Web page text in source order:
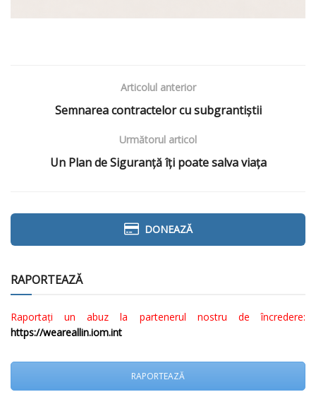
Articolul anterior
Semnarea contractelor cu subgrantiștii
Următorul articol
Un Plan de Siguranță îți poate salva viața
DONEAZĂ
RAPORTEAZĂ
Raportați un abuz la partenerul nostru de încredere:
https://weareallin.iom.int
RAPORTEAZĂ